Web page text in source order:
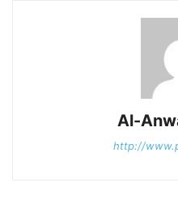
Al-
http://